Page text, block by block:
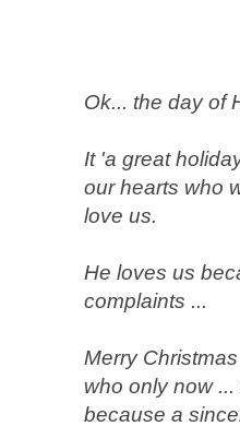
Ok... the day of
It 'a great
our hearts who
love us.
He loves us
complaints ...
Merry
who only now
because a